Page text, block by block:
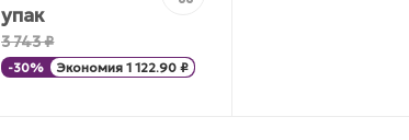
упак
3 743₽
-30% Экономия 1 122.90 ₽